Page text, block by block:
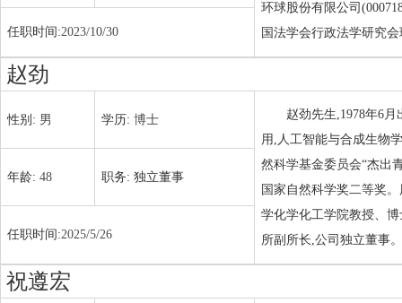
环球股份有限公司
国法学会行政法学研究
任职时间:2023/10/30
赵劲
性别: 男 学历: 博士
赵劲先生,1978年6
用,人工智能与合成生物
然科学基金委员会“杰出
国家自然科学奖二等奖
学化学化工学院教授、
所副所长,公司独立董事。
年龄: 48 职务: 独立董事
任职时间:2025/5/26
祝遵宏